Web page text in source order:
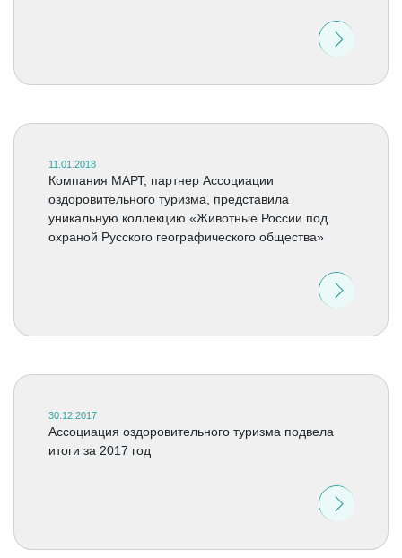
11.01.2018
Компания МАРТ, партнер Ассоциации
оздоровительного туризма, представила
уникальную коллекцию «Животные России под
охраной Русского географического общества»
30.12.2017
Ассоциация оздоровительного туризма подвела
итоги за 2017 год